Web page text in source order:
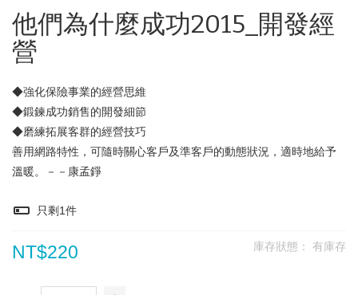
他們為什麼成功2015_開發經
營
◆強化保險事業的經營思維
◆鍛鍊成功銷售的開發細節
◆磨練拓展客群的經營技巧
善用網路特性，可隨時關心客戶及準客戶的動態狀況，適時地給予
溫暖。－－康孟錚
只剩 1件
庫存狀態： 有庫存
NT$220